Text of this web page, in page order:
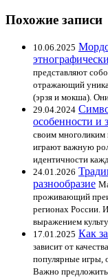
Похожие записи
10.06.2025
представляют
отражающий
(эрзя и мокша).
29.04.2024
особенности и
своим многоликим
играют важную
идентичности
24.01.2026
разнообразие
проживающий
регионах России.
выражением
17.01.2025 Как
зависит от
популярные игры,
Важно